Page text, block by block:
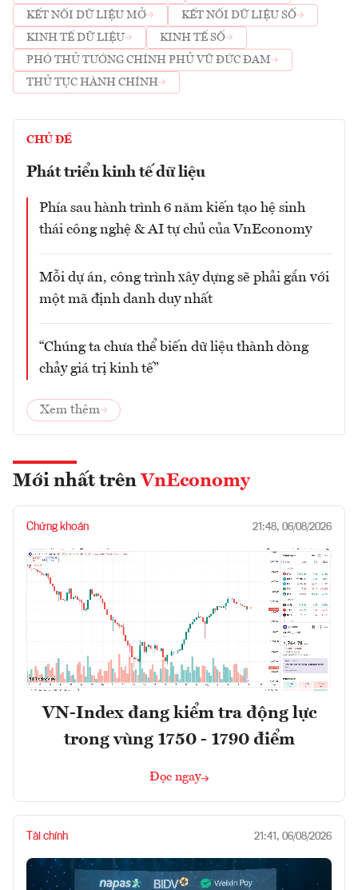
KẾT NỐI DỮ LIỆU MỞ
KẾT NỐI DỮ LIỆU SỐ
KINH TẾ DỮ LIỆU
KINH TẾ SỐ
PHÓ THỦ TƯỚNG CHÍNH PHỦ VŨ ĐỨC ĐAM
THỦ TỤC HÀNH CHÍNH
CHỦ ĐỀ
Phát triển kinh tế dữ liệu
Phía sau hành trình 6 năm kiến tạo hệ sinh
thái công nghệ & AI tự chủ của VnEconomy
Mỗi dự án, công trình xây dựng sẽ phải gắn với
một mã định danh duy nhất
“Chúng ta chưa thể biến dữ liệu thành dòng
chảy giá trị kinh tế”
Xem thêm
Mới nhất trên VnEconomy
Chứng khoán 21:48, 06/08/2026
VN-Index đang kiểm tra động lực
trong vùng 1750 - 1790 điểm
Đọc ngay
Tài chính 21:41, 06/08/2026